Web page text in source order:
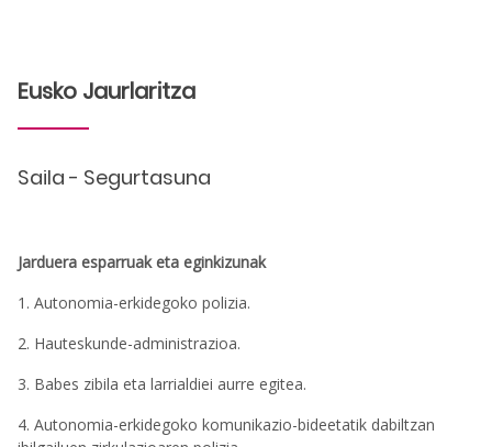
Eusko Jaurlaritza
Saila - Segurtasuna
Jarduera esparruak eta eginkizunak
1. Autonomia-erkidegoko polizia.
2. Hauteskunde-administrazioa.
3. Babes zibila eta larrialdiei aurre egitea.
4. Autonomia-erkidegoko komunikazio-bideetatik dabiltzan